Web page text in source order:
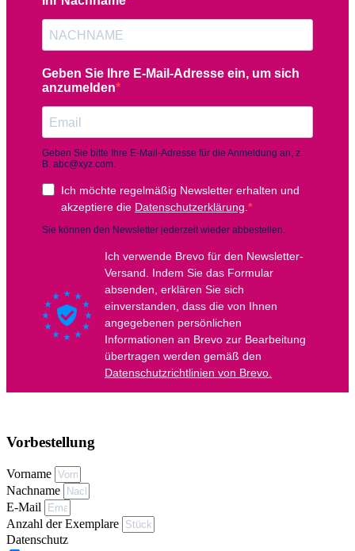
Vorbestellung
Vorname
Nachname
E-Mail
Anzahl der Exemplare
Datenschutz